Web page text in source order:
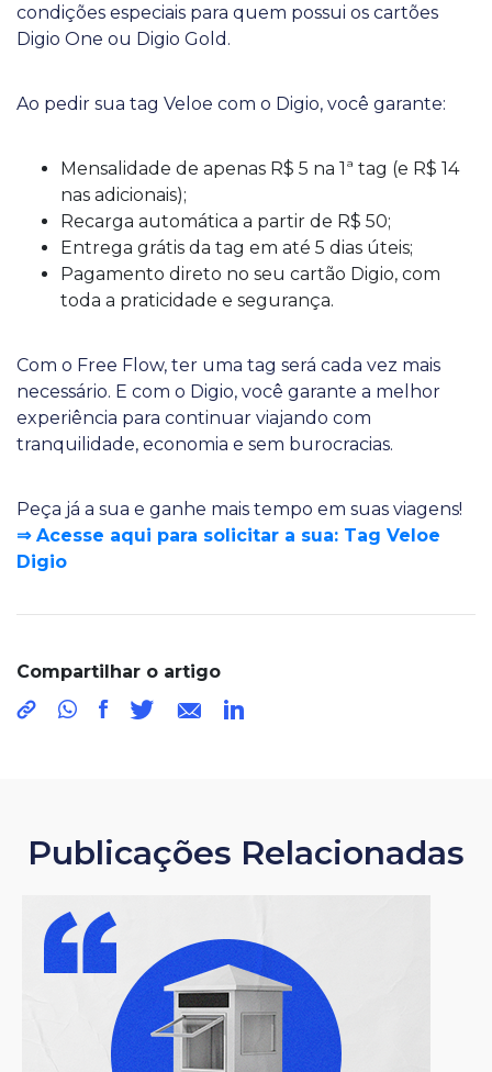
condições especiais para quem possui os cartões
Digio One ou Digio Gold.
Ao pedir sua tag Veloe com o Digio, você garante:
Mensalidade de apenas R$ 5 na 1ª tag (e R$ 14
nas adicionais);
Recarga automática a partir de R$ 50;
Entrega grátis da tag em até 5 dias úteis;
Pagamento direto no seu cartão Digio, com
toda a praticidade e segurança.
Com o Free Flow, ter uma tag será cada vez mais
necessário. E com o Digio, você garante a melhor
experiência para continuar viajando com
tranquilidade, economia e sem burocracias.
Peça já a sua e ganhe mais tempo em suas viagens!
⇒ Acesse aqui para solicitar a sua: Tag Veloe
Digio
Compartilhar o artigo
Publicações Relacionadas